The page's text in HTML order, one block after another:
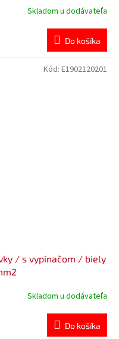
Skladom u dodávateľa
Do košíka
/ s vypínačom / biely
Skladom u dodávateľa
Do košíka
Kód: E1902120201